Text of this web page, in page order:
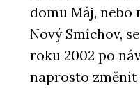
domu Máj,
Nový Smíchov,
roku 2002 po
naprosto